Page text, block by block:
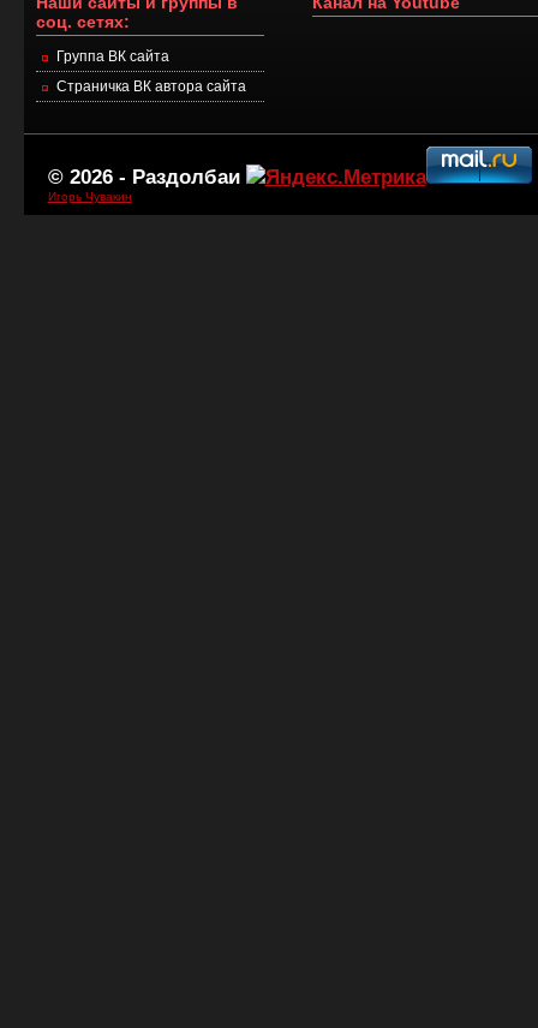
соц. сетях:
Группа ВК сайта
Страничка ВК автора сайта
© 2026 - Раздолбаи
Игорь Чувакин